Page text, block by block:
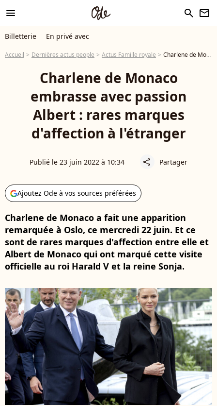
menu search newsletter
Billetterie En privé avec
Accueil Dernières actus people Actus Famille royale Charlene de Monaco embrasse avec passion Albert : rares marques d'affection à l'étranger
Charlene de Monaco
embrasse avec passion
Albert : rares marques
d'affection à l'étranger
Publié le 23 juin 2022 à 10:34 share Partager
Ajoutez Ode à vos sources préférées
Charlene de Monaco a fait une apparition
remarquée à Oslo, ce mercredi 22 juin. Et ce
sont de rares marques d'affection entre elle et
Albert de Monaco qui ont marqué cette visite
officielle au roi Harald V et la reine Sonja.